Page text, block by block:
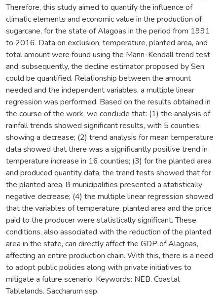
Therefore, this study aimed to quantify the influence of
climatic elements and economic value in the production of
sugarcane, for the state of Alagoas in the period from 1991
to 2016. Data on exclusion, temperature, planted area, and
total amount were found using the Mann-Kendall trend test
and, subsequently, the decline estimator proposed by Sen
could be quantified. Relationship between the amount
needed and the independent variables, a multiple linear
regression was performed. Based on the results obtained in
the course of the work, we conclude that: (1) the analysis of
rainfall trends showed significant results, with 5 counties
showing a decrease; (2) trend analysis for mean temperature
data showed that there was a significantly positive trend in
temperature increase in 16 counties; (3) for the planted area
and produced quantity data, the trend tests showed that for
the planted area, 8 municipalities presented a statistically
negative decrease; (4) the multiple linear regression showed
that the variables of temperature, planted area and the price
paid to the producer were statistically significant. These
conditions, also associated with the reduction of the planted
area in the state, can directly affect the GDP of Alagoas,
affecting an entire production chain. With this, there is a need
to adopt public policies along with private initiatives to
mitigate a future scenario. Keywords: NEB. Coastal
Tablelands. Saccharum ssp.